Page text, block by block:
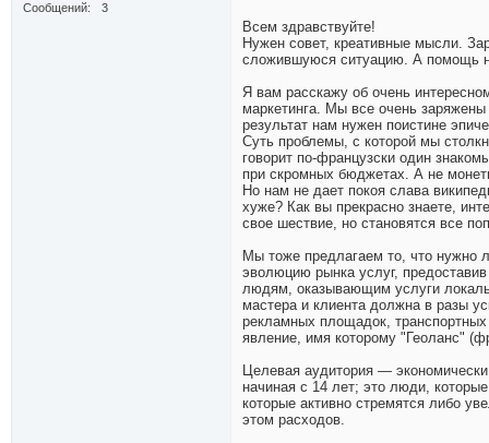
Сообщений
3
Всем здравствуйте!
Нужен совет, креативные мысли.
сложившуюся ситуацию. А помощь
Я вам расскажу об очень
маркетинга. Мы все очень
результат нам нужен поистине
Суть проблемы, с которой мы
говорит по-французски один
при скромных бюджетах. А не
Но нам не дает покоя слава
хуже? Как вы прекрасно знаете,
свое шествие, но становятся все
Мы тоже предлагаем то, что нужно
эволюцию рынка услуг,
людям, оказывающим услуги
мастера и клиента должна в разы
рекламных площадок,
явление, имя которому "Геоланс"
Целевая аудитория —
начиная с 14 лет; это люди,
которые активно стремятся либо
этом расходов.